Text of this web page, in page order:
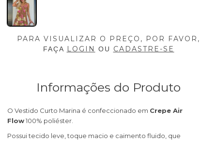
PARA VISUALIZAR O PREÇO, POR FAVOR,
FAÇA LOGIN OU CADASTRE-SE
Informações do Produto
O Vestido Curto Marina é confeccionado em Crepe Air
Flow100% poliéster.
Possui tecido leve, toque macio e caimento fluido, que